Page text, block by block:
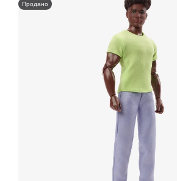
Продано